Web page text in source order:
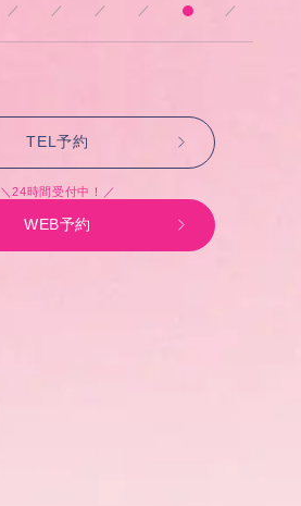
／ ／ ／ ／ ／
TEL予約
＼24時間受付中！／
WEB予約